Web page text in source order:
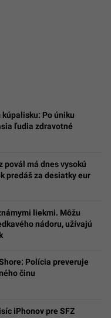
kúpalisku: Po úniku
ľudia zdravotné
povál má dnes vysokú
predáš za desiatky eur
liekmi. Môžu
nádoru, užívajú
Polícia preveruje
činu
iPhonov pre SFZ